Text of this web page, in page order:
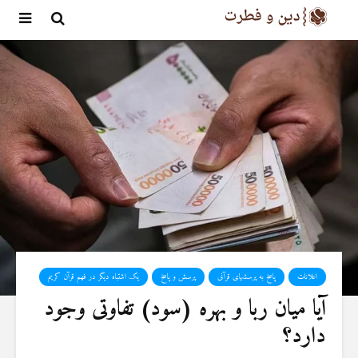
اعلانات پاسخ به پرسشهای قرآنی پرسش و پاسخ یک اشتباه دیگر در فهم قرآن کریم
آیا میان ربا و بهره (سود) تفاوتی وجود
دارد؟